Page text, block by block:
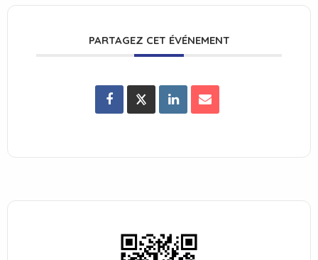
PARTAGEZ CET ÉVÉNEMENT